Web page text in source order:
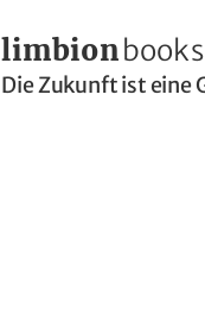
limbionbooks
Die Zukunft ist eine